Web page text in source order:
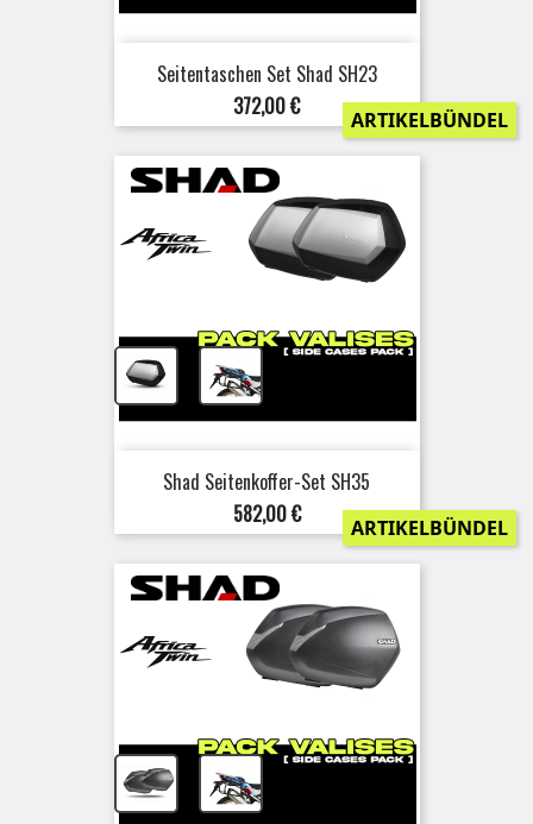
Seitentaschen Set Shad SH23
Preis
372,00 € ARTIKELBÜNDEL
Shad Seitenkoffer-Set SH35
Preis
582,00 € ARTIKELBÜNDEL